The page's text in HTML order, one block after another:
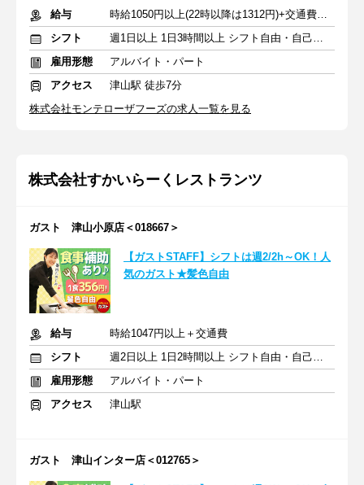
給与
時給1050円以上(22時以降は1312円)+交通費規定内支給
シフト
週1日以上 1日3時間以上 シフト自由・自己申告
雇用形態
アルバイト・パート
アクセス
津山駅 徒歩7分
株式会社モンテローザフーズの求人一覧を見る
株式会社すかいらーくレストランツ
ガスト 津山小原店＜018667＞
【ガストSTAFF】シフトは週2/2h～OK！人
気のガスト★髪色自由
給与
時給1047円以上＋交通費
シフト
週2日以上 1日2時間以上 シフト自由・自己申告
雇用形態
アルバイト・パート
アクセス
津山駅
ガスト 津山インター店＜012765＞